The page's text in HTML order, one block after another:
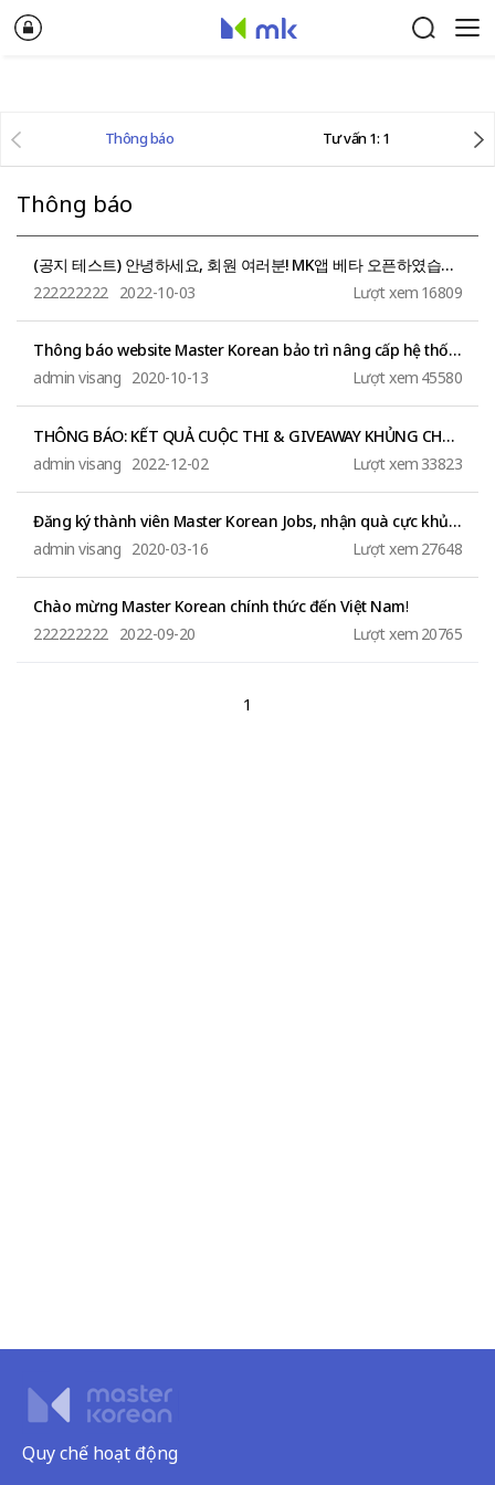
Thông báo Tư vấn 1: 1
Thông báo
(공지 테스트) 안녕하세요, 회원 여러분! MK앱 베타 오픈하였습니다. 많은 관심 부탁드립니다.
222222222
2022-10-03 Lượt xem 16809
Thông báo website Master Korean bảo trì nâng cấp hệ thống
admin visang 2020-10-13 Lượt xem 45580
THÔNG BÁO: KẾT QUẢ CUỘC THI & GIVEAWAY KHỦNG CHO NGƯỜI TÌM VIỆC
admin visang 2022-12-02 Lượt xem 33823
Đăng ký thành viên Master Korean Jobs, nhận quà cực khủng!
admin visang 2020-03-16 Lượt xem 27648
Chào mừng Master Korean chính thức đến Việt Nam!
222222222
2022-09-20 Lượt xem 20765
1
Quy chế hoạt động